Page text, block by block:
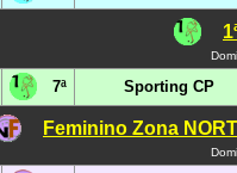
7ª Sporting CP
Feminino Zona